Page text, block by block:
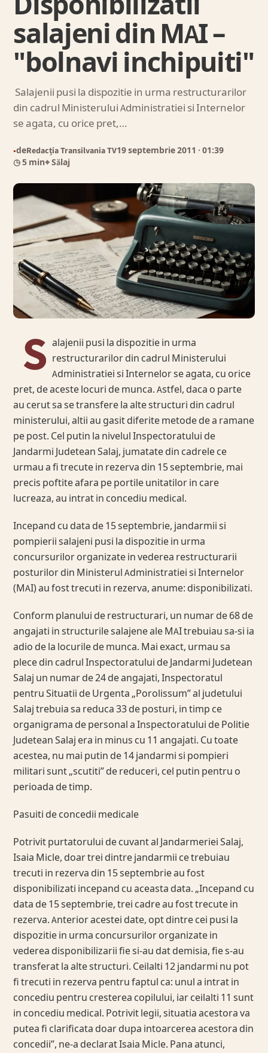
salajeni din MAI –
"bolnavi inchipuiti"
Salajenii pusi la dispozitie in urma restructurarilor
din cadrul Ministerului Administratiei si Internelor
se agata, cu orice pret,…
●deRedacția Transilvania TV19 septembrie 2011 · 01:39
◷ 5 min⌖ Sălaj
S alajenii pusi la dispozitie in urma
restructurarilor din cadrul Ministerului
Administratiei si Internelor se agata, cu orice
pret, de aceste locuri de munca. Astfel, daca o parte
au cerut sa se transfere la alte structuri din cadrul
ministerului, altii au gasit diferite metode de a ramane
pe post. Cel putin la nivelul Inspectoratului de
Jandarmi Judetean Salaj, jumatate din cadrele ce
urmau a fi trecute in rezerva din 15 septembrie, mai
precis poftite afara pe portile unitatilor in care
lucreaza, au intrat in concediu medical.
Incepand cu data de 15 septembrie, jandarmii si
pompierii salajeni pusi la dispozitie in urma
concursurilor organizate in vederea restructurarii
posturilor din Ministerul Administratiei si Internelor
(MAI) au fost trecuti in rezerva, anume: disponibilizati.
Conform planului de restructurari, un numar de 68 de
angajati in structurile salajene ale MAI trebuiau sa-si ia
adio de la locurile de munca. Mai exact, urmau sa
plece din cadrul Inspectoratului de Jandarmi Judetean
Salaj un numar de 24 de angajati, Inspectoratul
pentru Situatii de Urgenta „Porolissum” al judetului
Salaj trebuia sa reduca 33 de posturi, in timp ce
organigrama de personal a Inspectoratului de Politie
Judetean Salaj era in minus cu 11 angajati. Cu toate
acestea, nu mai putin de 14 jandarmi si pompieri
militari sunt „scutiti” de reduceri, cel putin pentru o
perioada de timp.
Pasuiti de concedii medicale
Potrivit purtatorului de cuvant al Jandarmeriei Salaj,
Isaia Micle, doar trei dintre jandarmii ce trebuiau
trecuti in rezerva din 15 septembrie au fost
disponibilizati incepand cu aceasta data. „Incepand cu
data de 15 septembrie, trei cadre au fost trecute in
rezerva. Anterior acestei date, opt dintre cei pusi la
dispozitie in urma concursurilor organizate in
vederea disponibilizarii fie si-au dat demisia, fie s-au
transferat la alte structuri. Ceilalti 12 jandarmi nu pot
fi trecuti in rezerva pentru faptul ca: unul a intrat in
concediu pentru cresterea copilului, iar ceilalti 11 sunt
in concediu medical. Potrivit legii, situatia acestora va
putea fi clarificata doar dupa intoarcerea acestora din
concedii”, ne-a declarat Isaia Micle. Pana atunci,